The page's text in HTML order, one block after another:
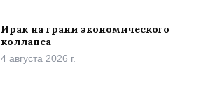
Ирак на грани экономического
коллапса
4 августа 2026 г.